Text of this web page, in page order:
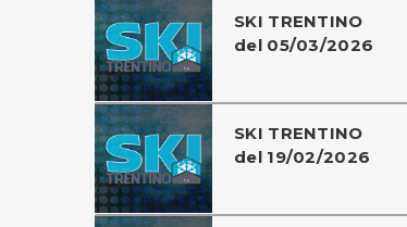
SKI TRENTINO
del 05/03/2026
SKI TRENTINO
del 19/02/2026